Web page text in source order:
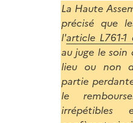
La Haute
précisé que
l'article L761-1
au juge le soin
lieu ou non
partie
le